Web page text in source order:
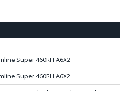
Super 460RH A6X2
Super 460RH A6X2